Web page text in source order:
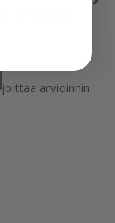
OMG20,
arvioinnin.